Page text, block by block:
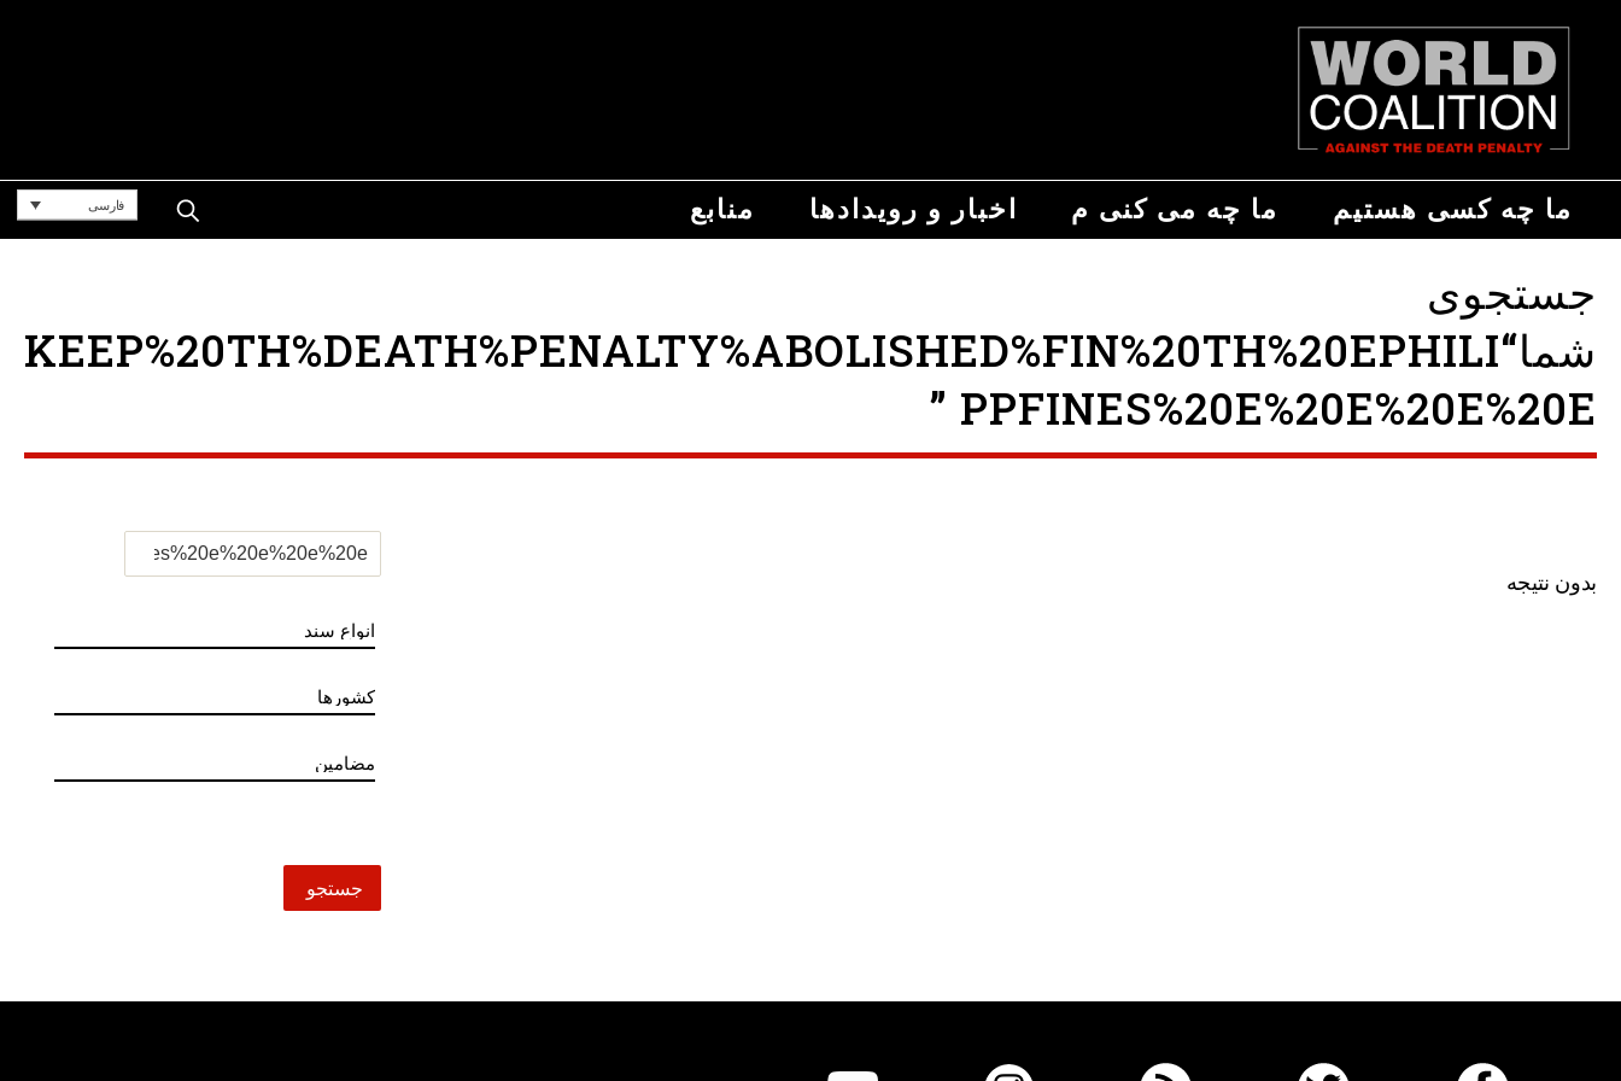
ما چه کسی هستیم ما چه می کنی م اخبار و رویدادها منابع فارسی
جستجوی
شما“KEEP%20TH%DEATH%PENALTY%ABOLISHED%FIN%20TH%20EPHILI
PPFINES%20E%20E%20E%20E ”
بدون نتیجه